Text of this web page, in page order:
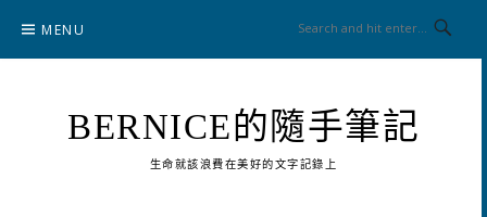
content
MENU
BERNICE的隨手筆記
生命就該浪費在美好的文字記錄上